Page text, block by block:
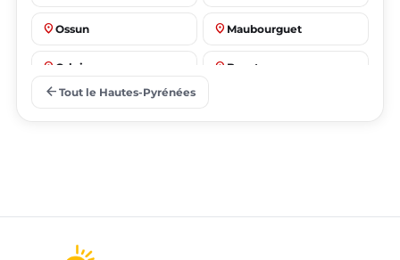
place Ossun place Maubourguet
place Orleix place Bazet
arrow_back Tout le Hautes-Pyrénées